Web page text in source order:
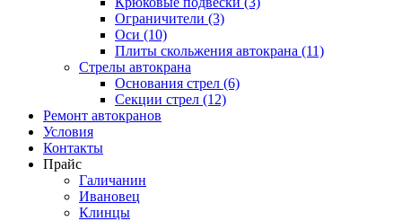
Ограничители (3)
Оси (10)
Плиты скольжения автокрана (11)
Стрелы автокрана
Основания стрел (6)
Секции стрел (12)
Ремонт автокранов
Условия
Контакты
Прайс
Галичанин
Ивановец
Клинцы